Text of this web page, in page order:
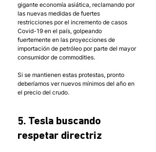
gigante economía asiática, reclamando por
las nuevas medidas de fuertes
restricciones por el incremento de casos
Covid-19 en el país, golpeando
fuertemente en las proyecciones de
importación de petróleo por parte del mayor
consumidor de commodities.
Si se mantienen estas protestas, pronto
deberíamos ver nuevos mínimos del año en
el precio del crudo.
5. Tesla buscando
respetar directriz